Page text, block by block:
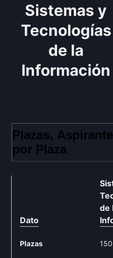
Sistemas y
Tecnologías
de la
Información
Plazas,
por Plaza
Dato
de
Plazas 150